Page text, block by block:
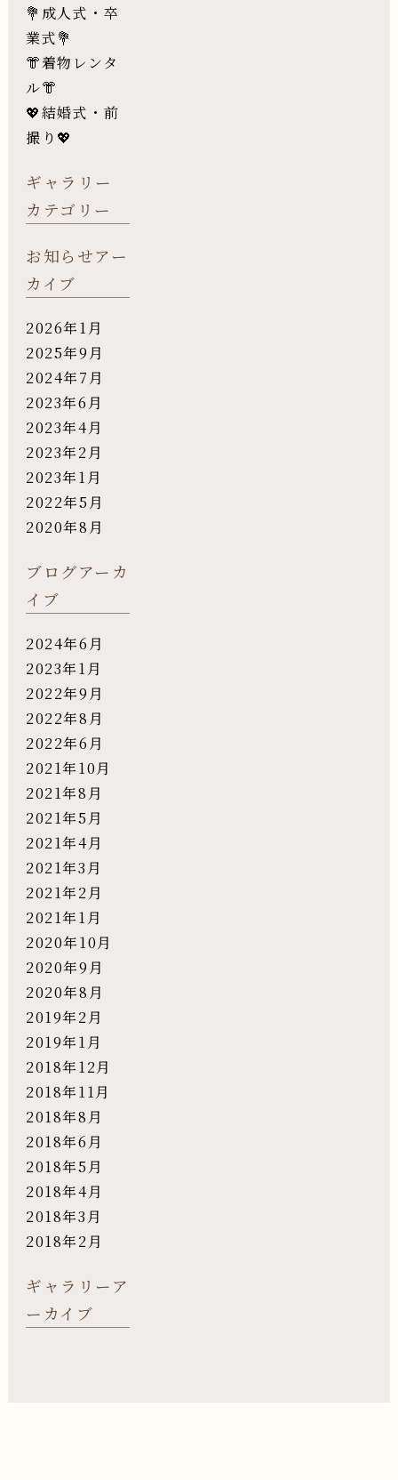
💐成人式・卒
業式💐
👘着物レンタ
ル👘
💖結婚式・前
撮り💖
ギャラリー
カテゴリー
お知らせアー
カイブ
2026年1月
2025年9月
2024年7月
2023年6月
2023年4月
2023年2月
2023年1月
2022年5月
2020年8月
ブログアーカ
イブ
2024年6月
2023年1月
2022年9月
2022年8月
2022年6月
2021年10月
2021年8月
2021年5月
2021年4月
2021年3月
2021年2月
2021年1月
2020年10月
2020年9月
2020年8月
2019年2月
2019年1月
2018年12月
2018年11月
2018年8月
2018年6月
2018年5月
2018年4月
2018年3月
2018年2月
ギャラリーア
ーカイブ